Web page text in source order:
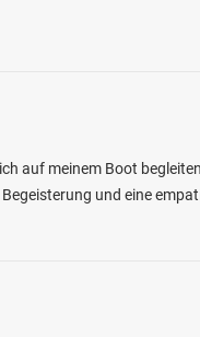
auf meinem Boot
und eine